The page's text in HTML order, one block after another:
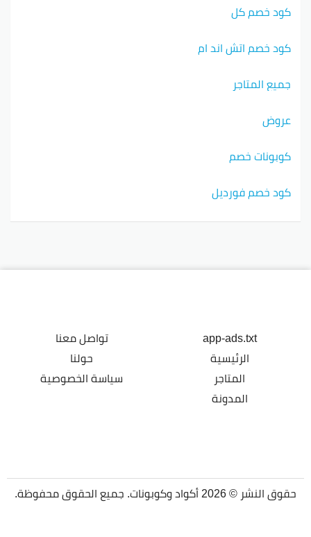
كود خصم كل
كود خصم اتش اند ام
جميع المتاجر
عروض
كوبونات خصم
كود خصم فورديل
app-ads.txt
الرئيسية
المتاجر
المدونة
تواصل معنا
حولنا
سياسة الخصوصية
حقوق النشر © 2026 أكواد وكوبونات. جميع الحقوق محفوظة.